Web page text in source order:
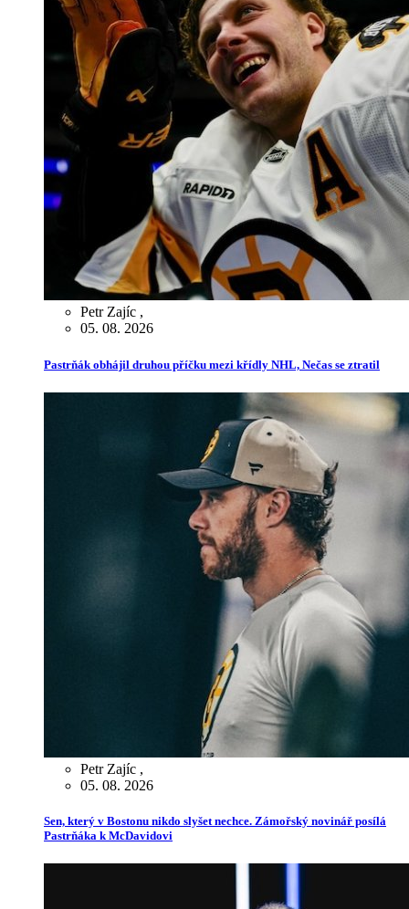
Petr Zajíc ,
05. 08. 2026
Pastrňák obhájil druhou příčku mezi křídly NHL, Nečas se ztratil
Petr Zajíc ,
05. 08. 2026
Sen, který v Bostonu nikdo slyšet nechce. Zámořský novinář posílá
Pastrňáka k McDavidovi